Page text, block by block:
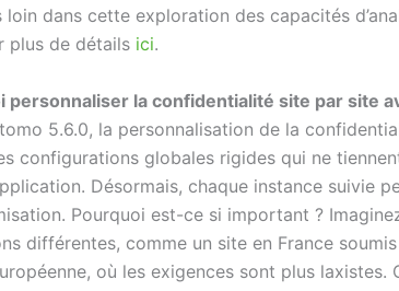
loin dans cette exploration des capacités
plus de détails ici.
personnaliser la confidentialité site par site
5.6.0, la personnalisation de la
configurations globales rigides qui ne
Désormais, chaque instance suivie
Pourquoi est-ce si important ?
différentes, comme un site en France
où les exigences sont plus